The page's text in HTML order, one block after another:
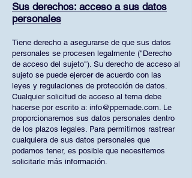
Sus derechos: acceso a sus datos
personales
Tiene derecho a asegurarse de que sus datos
personales se procesen legalmente ("Derecho
de acceso del sujeto"). Su derecho de acceso al
sujeto se puede ejercer de acuerdo con las
leyes y regulaciones de protección de datos.
Cualquier solicitud de acceso al tema debe
hacerse por escrito a: info@ppemade.com. Le
proporcionaremos sus datos personales dentro
de los plazos legales. Para permitirnos rastrear
cualquiera de sus datos personales que
podamos tener, es posible que necesitemos
solicitarle más información.